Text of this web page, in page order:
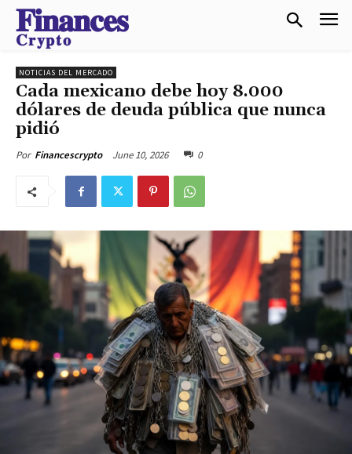
𝐅𝐢𝐧𝐚𝐧𝐜𝐞𝐬
𝐂𝐫𝐲𝐩𝐭𝐨
NOTICIAS DEL MERCADO
Cada mexicano debe hoy 8.000
dólares de deuda pública que nunca
pidió
Por Financescrypto June 10, 2026 0